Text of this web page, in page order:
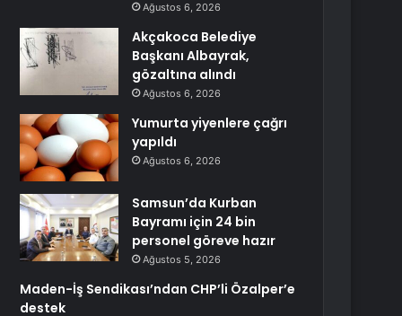
Ağustos 6, 2026
Akçakoca Belediye
Başkanı Albayrak,
gözaltına alındı
Ağustos 6, 2026
Yumurta yiyenlere çağrı
yapıldı
Ağustos 6, 2026
Samsun’da Kurban
Bayramı için 24 bin
personel göreve hazır
Ağustos 5, 2026
Maden-İş Sendikası’ndan CHP’li Özalper’e
destek